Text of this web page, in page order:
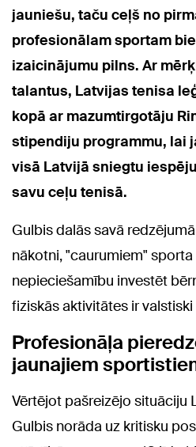
jauniešu, taču ceļš no
profesionālam sportam
izaicinājumu pilns. Ar
talantus, Latvijas tenisa
kopā ar mazumtirgotāju
stipendiju programmu, lai
visā Latvijā sniegtu
savu ceļu tenisā.
Gulbis dalās savā
nākotni, "caurumiem"
nepieciešamību investēt
fiziskās aktivitātes ir
Profesionāļa
jaunajiem
Vērtējot pašreizējo situāciju
Gulbis norāda uz kritisku